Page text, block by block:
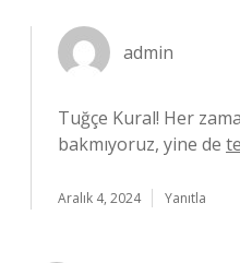
admin
Tuğçe Kural! Her
bakmıyoruz, yine de
Aralık 4, 2024 Yanıtla